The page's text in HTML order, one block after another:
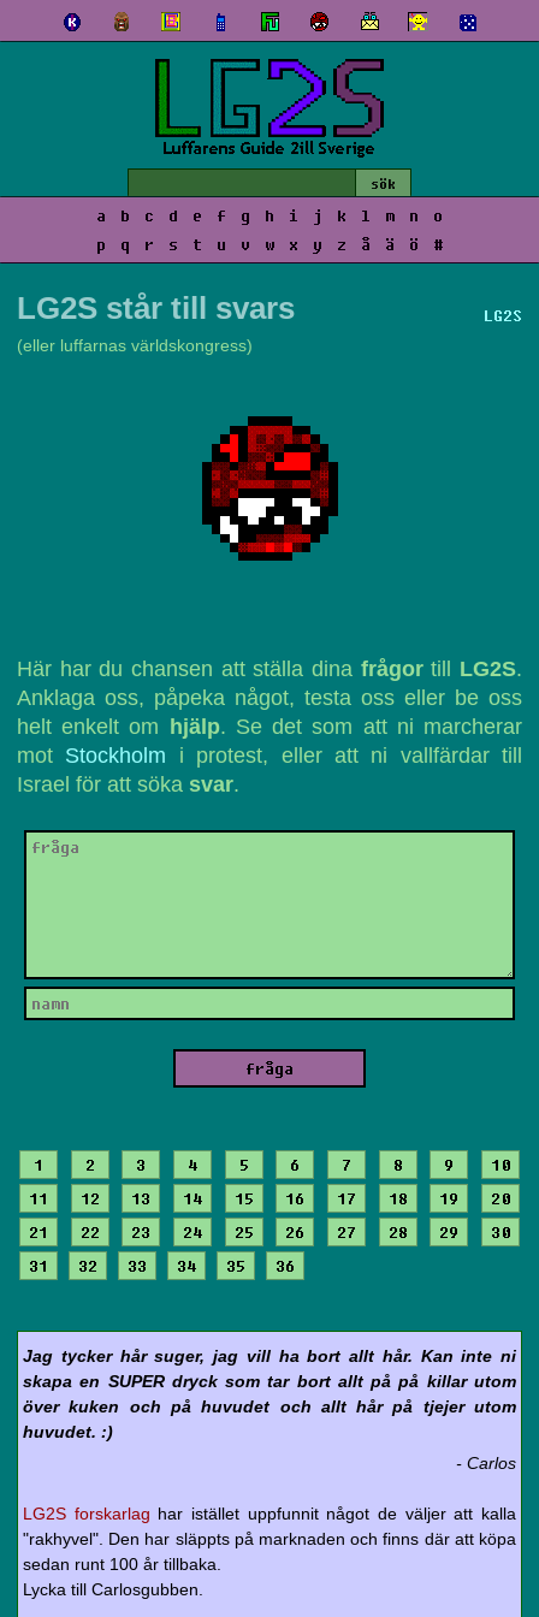
a b c d e f g h i j k l m n
o
p
q r s t u v w x y z å ä ö #
LG2S
LG2S står till svars
(eller luffarnas världskongress)
Här har du chansen att ställa dina frågortill LG2S.
Anklaga oss, påpeka något, testa oss eller be oss
helt enkelt om
hjälp. Se det som att ni marcherar
mot Stockholm i protest, eller att ni vallfärdar till
Israel för att söka svar.
1 2 3 4 5 6 7 8 9
10
11
12 13 14 15 16 17 18 19
20
21
22 23 24 25 26 27 28 29
30
31
32 33 34 35 36
Jag tycker hår suger, jag vill ha bort allt hår. Kan inte ni
skapa en SUPER dryck som tar bort allt på på killar utom
över kuken och på huvudet och allt hår på tjejer utom
huvudet. :)
- Carlos
LG2S forskarlag har istället uppfunnit något de väljer att kalla
"rakhyvel". Den har släppts på marknaden och finns där att köpa
sedan runt 100 år tillbaka.
Lycka till Carlosgubben.